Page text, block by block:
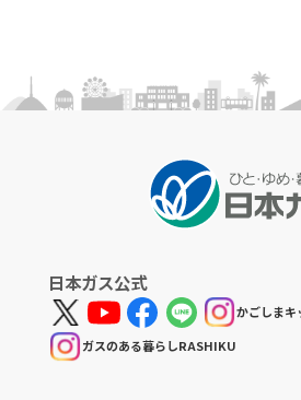
日本ガス公式
かごしまキ
ガスのある暮らしRASHIKU